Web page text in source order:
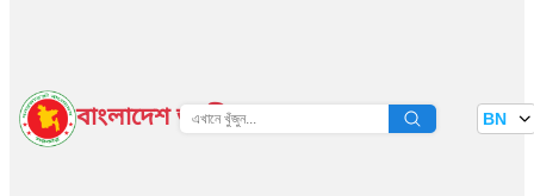
বাংলাদেশ জাতীয় তথ্য বাতায়ন BN